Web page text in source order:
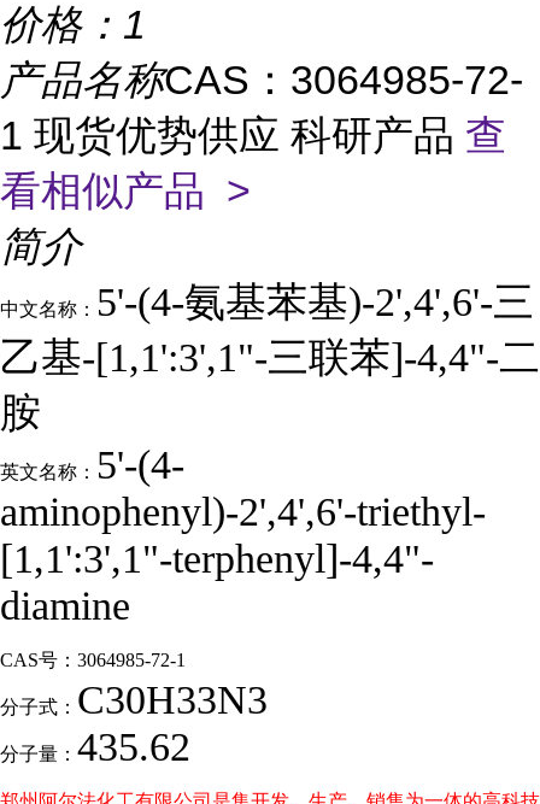
价格： 1
产品名称CAS：3064985-72-
1 现货优势供应 科研产品 查
看相似产品 >
简介
中文名称： 5'-(4-氨基苯基)-2',4',6'-三
乙基-[1,1':3',1"-三联苯]-4,4"-二
胺
英文名称： 5'-(4-
aminophenyl)-2',4',6'-triethyl-
[1,1':3',1"-terphenyl]-4,4"-
diamine
CAS号： 3064985-72-1
分子式： C30H33N3
分子量： 435.62